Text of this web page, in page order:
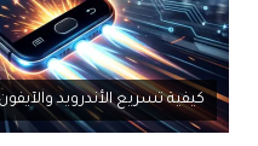
كيفية تسريع الأندرويد